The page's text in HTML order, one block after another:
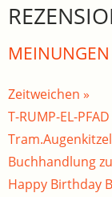
MEINUNGEN
Zeitweichen »
T-RUMP-EL-
Buchhandlung
Happy Birthday